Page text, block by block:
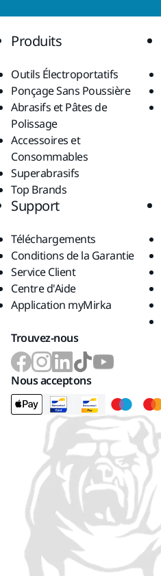
Produits
Outils Électroportatifs
Ponçage Sans Poussière
Abrasifs et Pâtes de
Polissage
Accessoires et
Consommables
Superabrasifs
Top Brands
Support
Téléchargements
Conditions de la Garantie
Service Client
Centre d'Aide
Application myMirka
Trouvez-nous
Nous acceptons